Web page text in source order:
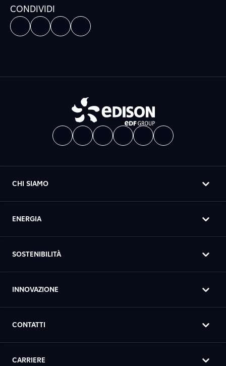
CONDIVIDI
CHI SIAMO
ENERGIA
SOSTENIBILITÀ
INNOVAZIONE
CONTATTI
CARRIERE